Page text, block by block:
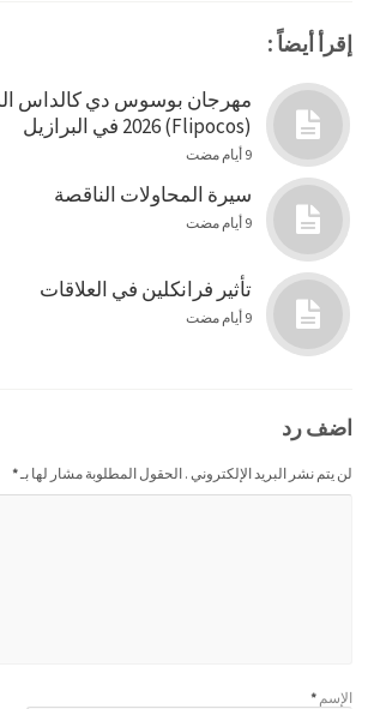
إقرأ أيضاً :
مهرجان بوسوس دي كالداس
(Flipocos) 2026 في البرازيل
9 أيام مضت
سيرة المحاولات الناقصة
9 أيام مضت
تأثير فرانكلين في العلاقات
9 أيام مضت
اضف رد
لن يتم نشر البريد الإلكتروني . الحقول المطلوبة مشار لها بـ*
الإسم *